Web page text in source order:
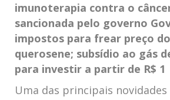
imunoterapia contra o
sancionada pelo governo
impostos para frear preço
querosene; subsídio ao gás
para investir a partir de R$ 1
Uma das principais